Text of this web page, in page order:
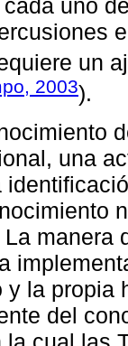
uno
un
2003).
una
manera
y la propia
del